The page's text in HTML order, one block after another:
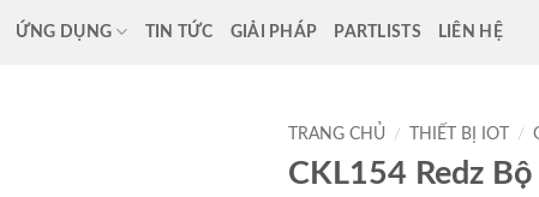
ỨNG DỤNG TIN TỨC GIẢI PHÁP PARTLISTS LIÊN HỆ
TRANG CHỦ / THIẾT BỊ IOT /
CKL154 Redz